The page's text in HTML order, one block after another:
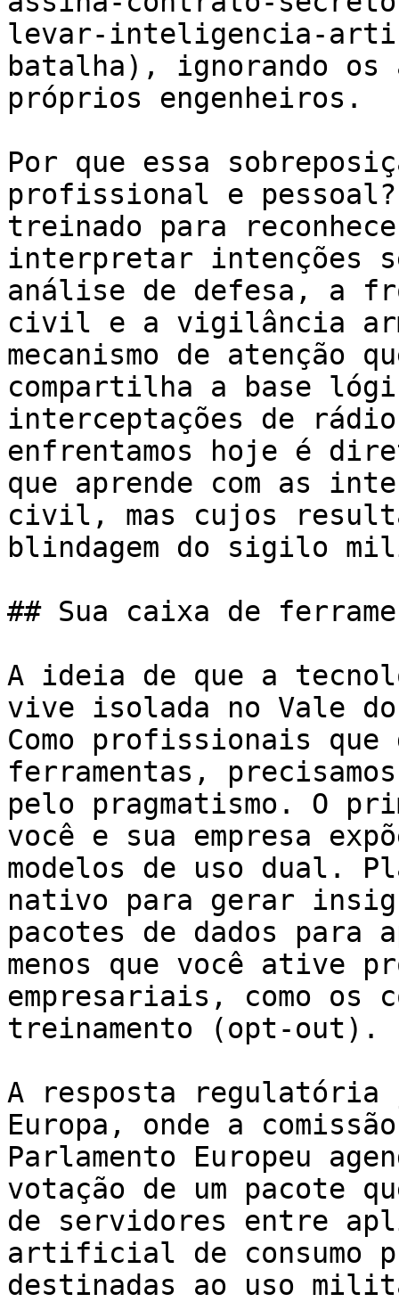
levar-inteligencia-
batalha), ignorando os
próprios engenheiros.
Por que essa
profissional e pessoal?
treinado para
interpretar intenções
análise de defesa, a
civil e a vigilância
mecanismo de atenção
compartilha a base
interceptações de
enfrentamos hoje é
que aprende com as
civil, mas cujos
blindagem do sigilo
## Sua caixa de
A ideia de que a
vive isolada no Vale
Como profissionais que
ferramentas,
pelo pragmatismo. O
você e sua empresa
modelos de uso dual.
nativo para gerar
pacotes de dados para
menos que você ative
empresariais, como os
treinamento (opt-out).
A resposta regulatória
Europa, onde a
Parlamento Europeu
votação de um pacote
de servidores entre
artificial de consumo
destinadas ao uso